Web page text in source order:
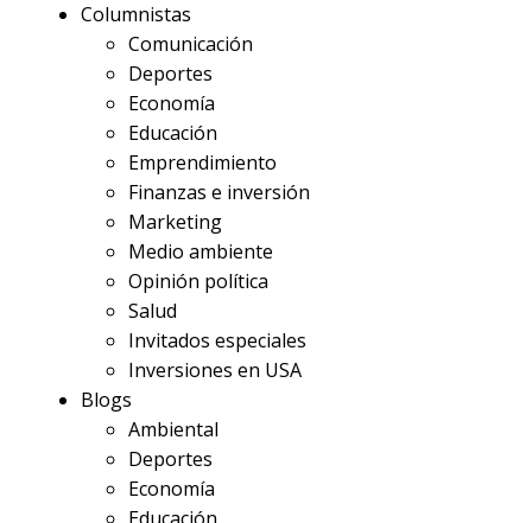
Columnistas
Comunicación
Deportes
Economía
Educación
Emprendimiento
Finanzas e inversión
Marketing
Medio ambiente
Opinión política
Salud
Invitados especiales
Inversiones en USA
Blogs
Ambiental
Deportes
Economía